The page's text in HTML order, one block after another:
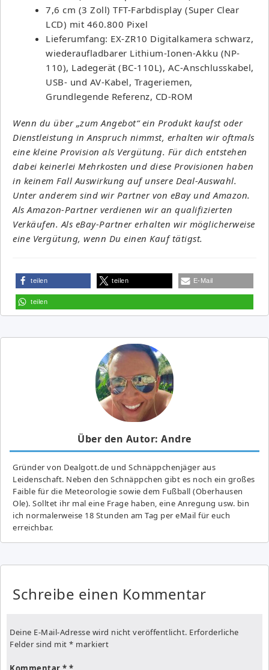
7,6 cm (3 Zoll) TFT-Farbdisplay (Super Clear
LCD) mit 460.800 Pixel
Lieferumfang: EX-ZR10 Digitalkamera schwarz,
wiederaufladbarer Lithium-Ionen-Akku (NP-
110), Ladegerät (BC-110L), AC-Anschlusskabel,
USB- und AV-Kabel, Trageriemen,
Grundlegende Referenz, CD-ROM
Wenn du über „zum Angebot“ ein Produkt kaufst oder
Dienstleistung in Anspruch nimmst, erhalten wir oftmals
eine kleine Provision als Vergütung. Für dich entstehen
dabei keinerlei Mehrkosten und diese Provisionen haben
in keinem Fall Auswirkung auf unsere Deal-Auswahl.
Unter anderem sind wir Partner von eBay und Amazon.
Als Amazon-Partner verdienen wir an qualifizierten
Verkäufen. Als eBay-Partner erhalten wir möglicherweise
eine Vergütung, wenn Du einen Kauf tätigst.
teilen teilen E-Mail
teilen
Über den Autor: Andre
Gründer von Dealgott.de und Schnäppchenjäger aus
Leidenschaft. Neben den Schnäppchen gibt es noch ein großes
Fai­ble für die Meteorologie sowie dem Fußball (Oberhausen
Ole). Solltet ihr mal eine Frage haben, eine Anregung usw. bin
ich normalerweise 18 Stunden am Tag per eMail für euch
erreichbar.
Schreibe einen Kommentar
Deine E-Mail-Adresse wird nicht veröffentlicht. Erforderliche
Felder sind mit * markiert